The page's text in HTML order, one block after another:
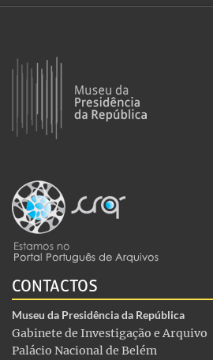
CONTACTOS
Museu da Presidência da República
Gabinete de Investigação e Arquivo
Palácio Nacional de Belém